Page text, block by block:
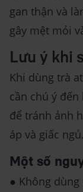
gan thận và
gây mệt mỏi
Lưu ý khi
Khi dùng trà
cần chú ý
để tránh ảnh
áp và giấc ngủ.
Một số
● Không